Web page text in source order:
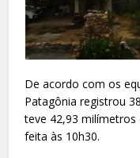
De acordo com os
Patagônia registrou
teve 42,93 milímetros
feita às 10h30.